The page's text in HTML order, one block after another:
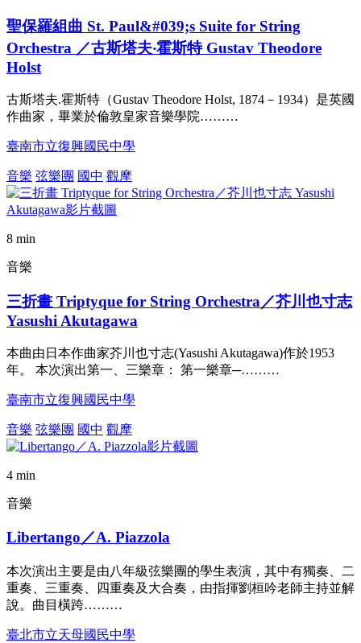
聖保羅組曲 St. Paul&#039;s Suite for String
Orchestra ／古斯塔夫‧霍斯特 Gustav Theodore
Holst
古斯塔夫.霍斯特（Gustav Theodore Holst, 1874－1934）是英國
作曲家，畢業於倫敦皇家音樂學院………
臺南市立復興國民中學
音樂 弦樂團 國中 觀摩
8 min
音樂
三折畫 Triptyque for String Orchestra／芥川也寸志
Yasushi Akutagawa
本曲由日本作曲家芥川也寸志(Yasushi Akutagawa)作於1953
年。 本次演出第一、三樂章： 第一樂章─………
臺南市立復興國民中學
音樂 弦樂團 國中 觀摩
4 min
音樂
Libertango／A. Piazzola
本次演出主要是由八年級弦樂團的學生表演，其中有獨奏、二
重奏、三重奏、四重奏及大合奏，由指揮劉桓吟老師主持並解
說。曲目橫跨………
臺北市立天母國民中學